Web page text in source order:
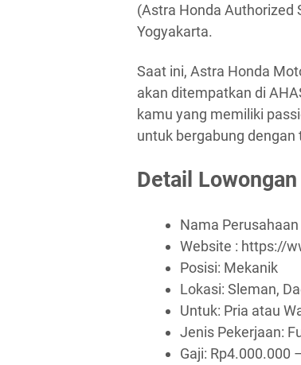
(Astra Honda Authorized
Yogyakarta.
Saat ini, Astra Honda
akan ditempatkan di
kamu yang memiliki
untuk bergabung
Detail
Nama Perusahaan
Website : https://
Posisi: Mekanik
Lokasi: Sleman,
Untuk: Pria atau
Jenis Pekerjaan:
Gaji: Rp4.000.000